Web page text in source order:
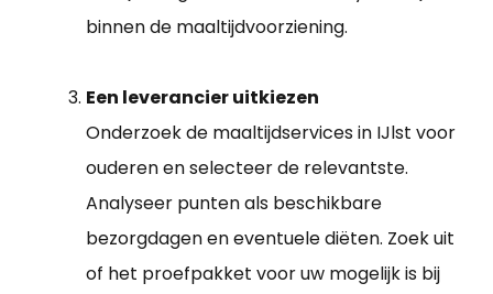
binnen de maaltijdvoorziening.
Een leverancier uitkiezen
Onderzoek de maaltijdservices in IJlst voor
ouderen en selecteer de relevantste.
Analyseer punten als beschikbare
bezorgdagen en eventuele diëten. Zoek uit
of het proefpakket voor uw mogelijk is bij